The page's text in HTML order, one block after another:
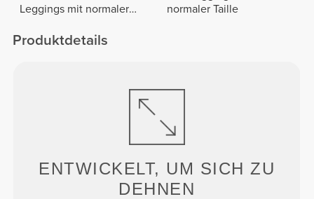
Leggings mit normaler
normaler Taille
Produktdetails
ENTWICKELT, UM SICH ZU
DEHNEN